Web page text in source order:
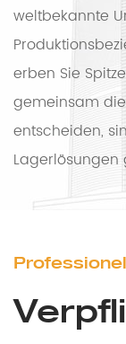
weltbekannte
erben Sie
gemeinsam die
entscheiden,
Lagerlösungen